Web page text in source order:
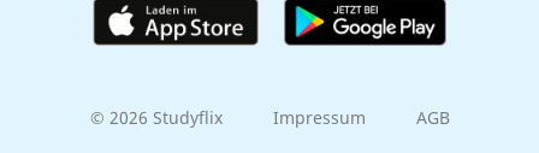
© 2026 Studyflix Impressum AGB